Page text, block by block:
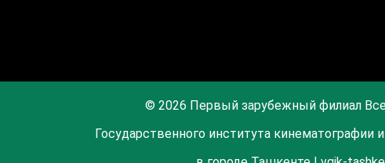
© 2026 Первый зарубежный филиал
Государственного института кинематографии